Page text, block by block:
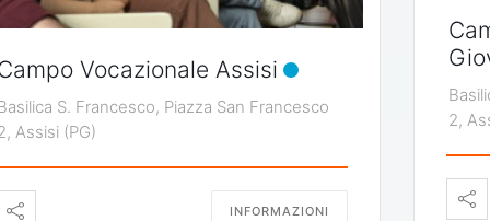
Vocazionale Assisi
S. Francesco, Piazza San Francesco
Assisi (PG)
INFORMAZIONI
2,